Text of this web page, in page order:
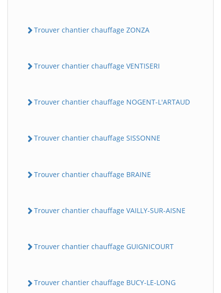
Trouver chantier chauffage ZONZA
Trouver chantier chauffage VENTISERI
Trouver chantier chauffage NOGENT-L'ARTAUD
Trouver chantier chauffage SISSONNE
Trouver chantier chauffage BRAINE
Trouver chantier chauffage VAILLY-SUR-AISNE
Trouver chantier chauffage GUIGNICOURT
Trouver chantier chauffage BUCY-LE-LONG